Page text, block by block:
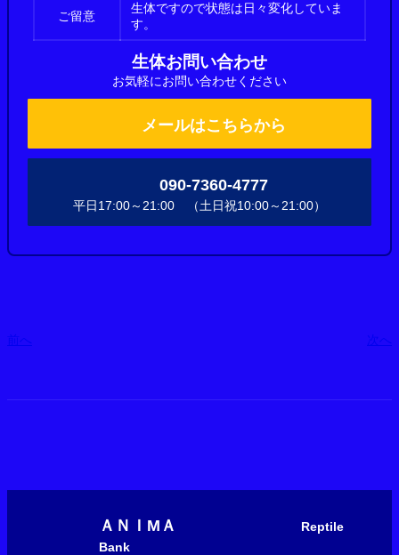
ご留意
生体ですので状態は日々変化していま
す。
生体お問い合わせ
お気軽にお問い合わせください
メールはこちらから
090-7360-4777
平日17:00～21:00 （土日祝10:00～21:00）
前へ 次へ
ＡＮＩМＡ
Reptile
Bank